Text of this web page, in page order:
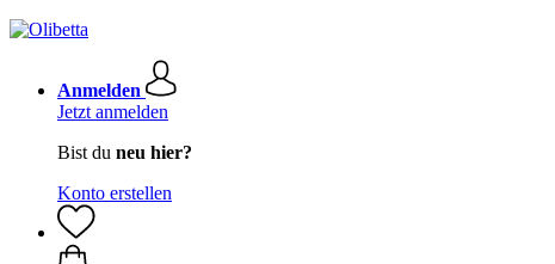
Anmelden
Jetzt anmelden
Bist du neu hier?
Konto erstellen